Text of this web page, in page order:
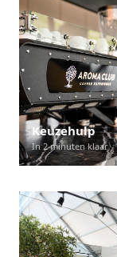
Keuzehulp
In 2 minuten klaar